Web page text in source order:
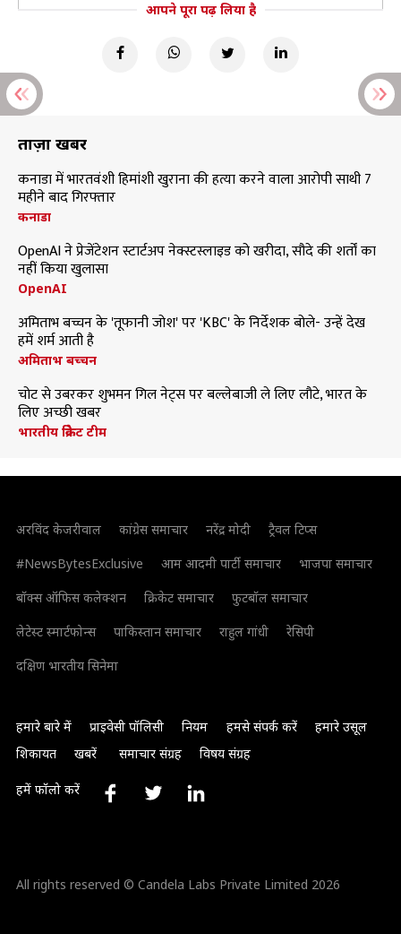
आपने पूरा पढ़ लिया है
ताज़ा खबरें
कनाडा में भारतवंशी हिमांशी खुराना की हत्या करने वाला आरोपी साथी 7
महीने बाद गिरफ्तार
कनाडा
OpenAI ने प्रेजेंटेशन स्टार्टअप नेक्स्टस्लाइड को खरीदा, सौदे की शर्तों का
नहीं किया खुलासा
OpenAI
अमिताभ बच्चन के 'तूफानी जोश' पर 'KBC' के निर्देशक बोले- उन्हें देख
हमें शर्म आती है
अमिताभ बच्चन
चोट से उबरकर शुभमन गिल नेट्स पर बल्लेबाजी ले लिए लौटे, भारत के
लिए अच्छी खबर
भारतीय क्रिकेट टीम
अरविंद केजरीवाल कांग्रेस समाचार नरेंद्र मोदी
ट्रैवल टिप्स
#NewsBytesExclusive
आम आदमी पार्टी समाचार
भाजपा समाचार
बॉक्स ऑफिस कलेक्शन
क्रिकेट समाचार
फुटबॉल समाचार
लेटेस्ट स्मार्टफोन्स
पाकिस्तान समाचार राहुल गांधी
रेसिपी
दक्षिण भारतीय सिनेमा
हमारे बारे में प्राइवेसी पॉलिसी नियम हमसे संपर्क करें
हमारे उसूल
शिकायत
खबरें समाचार संग्रह विषय संग्रह
हमें फॉलो करें
All rights reserved © Candela Labs Private Limited 2026